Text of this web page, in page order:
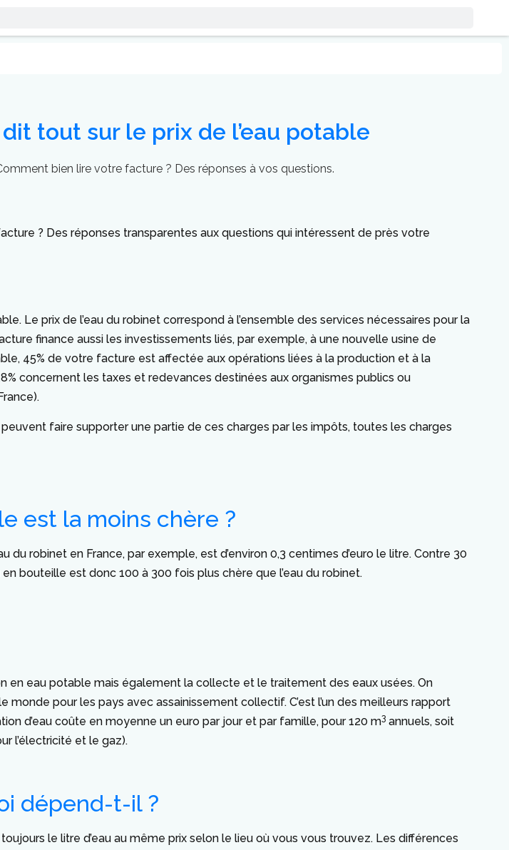
tout sur le prix de l’eau potable
bien lire votre facture ? Des réponses à vos questions.
? Des réponses transparentes aux questions qui intéressent de près votre
Le prix de l’eau du robinet correspond à l’ensemble des services nécessaires pour la
finance aussi les investissements liés, par exemple, à une nouvelle usine de
45% de votre facture est affectée aux opérations liées à la production et à la
concernent les taxes et redevances destinées aux organismes publics ou
peuvent faire supporter une partie de ces charges par les impôts, toutes les charges
est la moins chère ?
robinet en France, par exemple, est d’environ 0,3 centimes d’euro le litre. Contre 30
bouteille est donc 100 à 300 fois plus chère que l’eau du robinet.
en eau potable mais également la collecte et le traitement des eaux usées. On
pour les pays avec assainissement collectif. C’est l’un des meilleurs rapport
d’eau coûte en moyenne un euro par jour et par famille, pour 120 m3 annuels, soit
l’électricité et le gaz).
dépend-t-il ?
le litre d’eau au même prix selon le lieu où vous vous trouvez. Les différences